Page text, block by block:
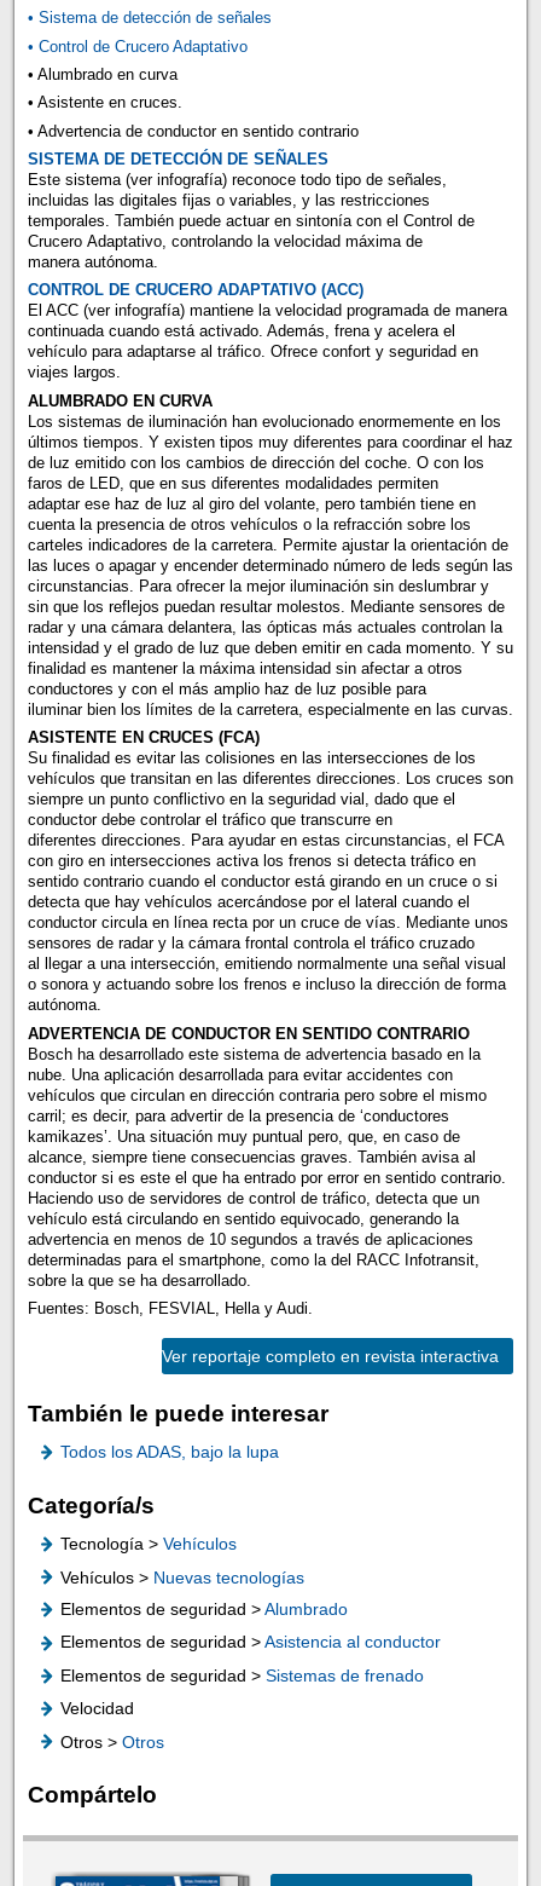
• Sistema de detección de señales
• Control de Crucero Adaptativo
• Alumbrado en curva
• Asistente en cruces.
• Advertencia de conductor en sentido contrario
SISTEMA DE DETECCIÓN DE SEÑALES
Este sistema (ver infografía) reconoce todo tipo de señales,
incluidas las digitales fijas o variables, y las restricciones
temporales. También puede actuar en sintonía con el Control de
Crucero Adaptativo, controlando la velocidad máxima de
manera autónoma.
CONTROL DE CRUCERO ADAPTATIVO (ACC)
El ACC (ver infografía) mantiene la velocidad programada de manera
continuada cuando está activado. Además, frena y acelera el
vehículo para adaptarse al tráfico. Ofrece confort y seguridad en
viajes largos.
ALUMBRADO EN CURVA
Los sistemas de iluminación han evolucionado enormemente en los
últimos tiempos. Y existen tipos muy diferentes para coordinar el haz
de luz emitido con los cambios de dirección del coche. O con los
faros de LED, que en sus diferentes modalidades permiten
adaptar ese haz de luz al giro del volante, pero también tiene en
cuenta la presencia de otros vehículos o la refracción sobre los
carteles indicadores de la carretera. Permite ajustar la orientación de
las luces o apagar y encender determinado número de leds según las
circunstancias. Para ofrecer la mejor iluminación sin deslumbrar y
sin que los reflejos puedan resultar molestos. Mediante sensores de
radar y una cámara delantera, las ópticas más actuales controlan la
intensidad y el grado de luz que deben emitir en cada momento. Y su
finalidad es mantener la máxima intensidad sin afectar a otros
conductores y con el más amplio haz de luz posible para
iluminar bien los límites de la carretera, especialmente en las curvas.
ASISTENTE EN CRUCES (FCA)
Su finalidad es evitar las colisiones en las intersecciones de los
vehículos que transitan en las diferentes direcciones. Los cruces son
siempre un punto conflictivo en la seguridad vial, dado que el
conductor debe controlar el tráfico que transcurre en
diferentes direcciones. Para ayudar en estas circunstancias, el FCA
con giro en intersecciones activa los frenos si detecta tráfico en
sentido contrario cuando el conductor está girando en un cruce o si
detecta que hay vehículos acercándose por el lateral cuando el
conductor circula en línea recta por un cruce de vías. Mediante unos
sensores de radar y la cámara frontal controla el tráfico cruzado
al llegar a una intersección, emitiendo normalmente una señal visual
o sonora y actuando sobre los frenos e incluso la dirección de forma
autónoma.
ADVERTENCIA DE CONDUCTOR EN SENTIDO CONTRARIO
Bosch ha desarrollado este sistema de advertencia basado en la
nube. Una aplicación desarrollada para evitar accidentes con
vehículos que circulan en dirección contraria pero sobre el mismo
carril; es decir, para advertir de la presencia de ‘conductores
kamikazes’. Una situación muy puntual pero, que, en caso de
alcance, siempre tiene consecuencias graves. También avisa al
conductor si es este el que ha entrado por error en sentido contrario.
Haciendo uso de servidores de control de tráfico, detecta que un
vehículo está circulando en sentido equivocado, generando la
advertencia en menos de 10 segundos a través de aplicaciones
determinadas para el smartphone, como la del RACC Infotransit,
sobre la que se ha desarrollado.
Fuentes: Bosch, FESVIAL, Hella y Audi.
Ver reportaje completo en revista interactiva
También le puede interesar
Todos los ADAS, bajo la lupa
Categoría/s
Tecnología > Vehículos
Vehículos > Nuevas tecnologías
Elementos de seguridad >Alumbrado
Elementos de seguridad >Asistencia al conductor
Elementos de seguridad > Sistemas de frenado
Velocidad
Otros > Otros
Compártelo